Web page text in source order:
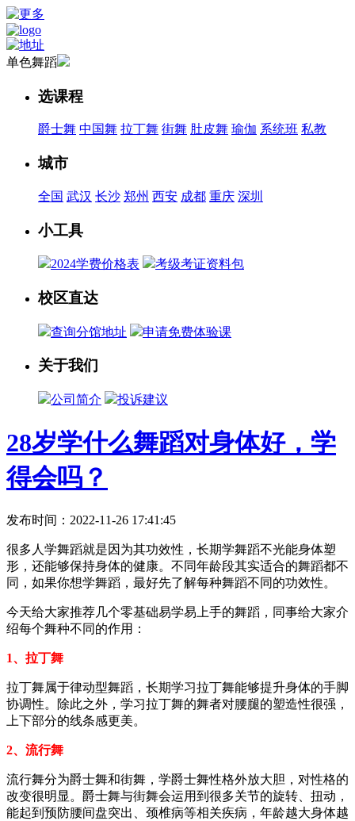
单色舞蹈
选课程
爵士舞 中国舞 拉丁舞 街舞 肚皮舞 瑜伽 系统班 私教
城市
全国 武汉 长沙 郑州 西安 成都 重庆 深圳
小工具
2024学费价格表 考级考证资料包
校区直达
查询分馆地址 申请免费体验课
关于我们
公司简介 投诉建议
28岁学什么舞蹈对身体好，学
得会吗？
发布时间：2022-11-26 17:41:45
很多人学舞蹈就是因为其功效性，长期学舞蹈不光能身体塑
形，还能够保持身体的健康。不同年龄段其实适合的舞蹈都不
同，如果你想学舞蹈，最好先了解每种舞蹈不同的功效性。
今天给大家推荐几个零基础易学易上手的舞蹈，同事给大家介
绍每个舞种不同的作用：
1、拉丁舞
拉丁舞属于律动型舞蹈，长期学习拉丁舞能够提升身体的手脚
协调性。除此之外，学习拉丁舞的舞者对腰腿的塑造性很强，
上下部分的线条感更美。
2、流行舞
流行舞分为爵士舞和街舞，学爵士舞性格外放大胆，对性格的
改变很明显。爵士舞与街舞会运用到很多关节的旋转、扭动，
能起到预防腰间盘突出、颈椎病等相关疾病，年龄越大身体越